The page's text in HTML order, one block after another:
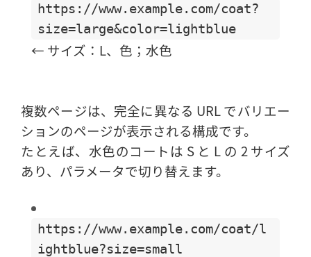
https://www.example.com/coat?
size=large&color=lightblue
← サイズ：L、色；水色
複数ページは、完全に異なる URL でバリエー
ションのページが表示される構成です。
たとえば、水色のコートは S と L の 2 サイズ
あり、パラメータで切り替えます。
https://www.example.com/coat/l
ightblue?size=small